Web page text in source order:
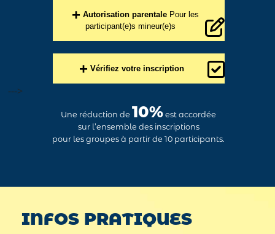
+ Autorisation parentale Pour les
participant(e)s mineur(e)s
+ Vérifiez votre inscription
--->
Une réduction de 10% est accordée
sur l’ensemble des inscriptions
pour les groupes à partir de 10 participants.
INFOS PRATIQUES